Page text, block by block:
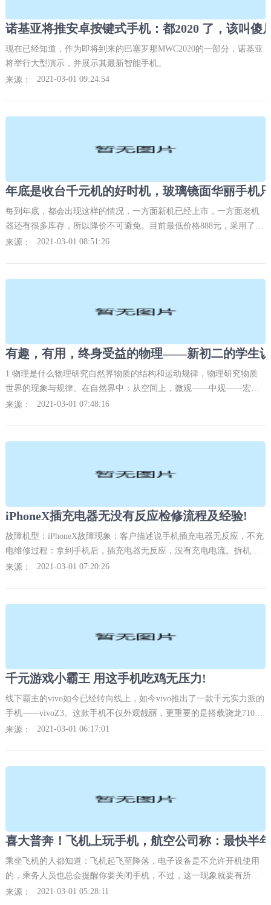
现在已经知道，作为即将到来的巴塞罗那MWC2020的一部分，诺基亚
将举行大型演示，并展示其最新智能手机。
来源：
2021-03-01 09:24:54
年底是收台千元机的好时机，玻璃镜面华丽手机
每到年底，都会出现这样的情况，一方面新机已经上市，一方面老机
器还有很多库存，所以降价不可避免。目前最低价格888元，采用了麒
麟655处理器，8核，3GB内存+32GB闪存，支持TF卡，双卡双待单
来源： 2021-03-01 08:51:26
有趣，有用，终身受益的物理——新初二的学生
1.物理是什么物理研究自然界物质的结构和运动规律，物理研究物质
世界的现象与规律。在自然界中：从空间上，微观——中观——宏观
都是物理学研究的对象。
来源： 2021-03-01 07:48:16
iPhoneX插充电器无没有反应检修流程及经验!
故障机型：iPhoneX故障现象：客户描述说手机插充电器无反应，不充
电维修过程：拿到手机后，插充电器无反应，没有充电电流。拆机，
单板加电，漏电28mA。有漏电，手机还不能充电，有可能就是不能充
来源： 2021-03-01 07:20:26
千元游戏小霸王 用这手机吃鸡无压力!
线下霸主的vivo如今已经转向线上，如今vivo推出了一款千元实力派的
手机——vivoZ3。这款手机不仅外观靓丽，更重要的是搭载骁龙710处
理器售价却不到两千。
来源： 2021-03-01 06:17:01
喜大普奔！飞机上玩手机，航空公司称：最快半
乘坐飞机的人都知道：飞机起飞至降落，电子设备是不允许开机使用
的，乘务人员也总会提醒你要关闭手机，不过，这一现象就要有所改
观了。
来源： 2021-03-01 05:28:11